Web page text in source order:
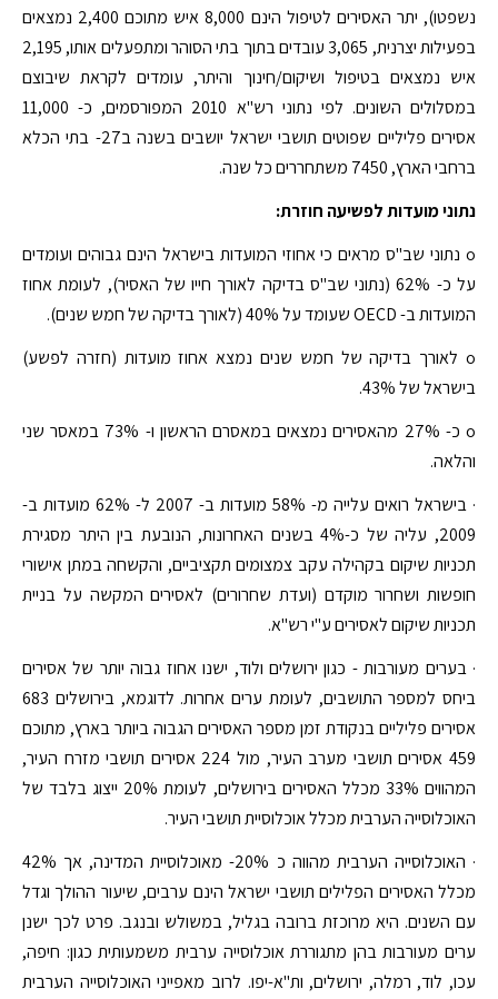
נשפטו), יתר האסירים לטיפול הינם 8,000 איש מתוכם 2,400 נמצאים
בפעילות יצרנית, 3,065 עובדים בתוך בתי הסוהר ומתפעלים אותו, 2,195
איש נמצאים בטיפול ושיקום/חינוך והיתר, עומדים לקראת שיבוצם
במסלולים השונים. לפי נתוני רש"א 2010 המפורסמים, כ- 11,000
אסירים פליליים שפוטים תושבי ישראל יושבים בשנה ב27- בתי הכלא
ברחבי הארץ, 7450 משתחררים כל שנה.
נתוני מועדות לפשיעה חוזרת:
o נתוני שב"ס מראים כי אחוזי המועדות בישראל הינם גבוהים ועומדים
על כ- 62% (נתוני שב"ס בדיקה לאורך חייו של האסיר), לעומת אחוז
המועדות ב- OECD שעומד על 40% (לאורך בדיקה של חמש שנים).
o לאורך בדיקה של חמש שנים נמצא אחוז מועדות (חזרה לפשע)
בישראל של 43%.
o כ- 27% מהאסירים נמצאים במאסרם הראשון ו- 73% במאסר שני
והלאה.
· בישראל רואים עלייה מ- 58% מועדות ב- 2007 ל- 62% מועדות ב-
2009, עליה של כ-4% בשנים האחרונות, הנובעת בין היתר מסגירת
תכניות שיקום בקהילה עקב צמצומים תקציביים, והקשחה במתן אישורי
חופשות ושחרור מוקדם (ועדת שחרורים) לאסירים המקשה על בניית
תכניות שיקום לאסירים ע"י רש"א.
· בערים מעורבות - כגון ירושלים ולוד, ישנו אחוז גבוה יותר של אסירים
ביחס למספר התושבים, לעומת ערים אחרות. לדוגמא, בירושלים 683
אסירים פליליים בנקודת זמן מספר האסירים הגבוה ביותר בארץ, מתוכם
459 אסירים תושבי מערב העיר, מול 224 אסירים תושבי מזרח העיר,
המהווים 33% מכלל האסירים בירושלים, לעומת 20% ייצוג בלבד של
האוכלוסייה הערבית מכלל אוכלוסיית תושבי העיר.
· האוכלוסייה הערבית מהווה כ 20%- מאוכלוסיית המדינה, אך 42%
מכלל האסירים הפלילים תושבי ישראל הינם ערבים, שיעור ההולך וגדל
עם השנים. היא מרוכזת ברובה בגליל, במשולש ובנגב. פרט לכך ישנן
ערים מעורבות בהן מתגוררת אוכלוסייה ערבית משמעותית כגון: חיפה,
עכו, לוד, רמלה, ירושלים, ות"א-יפו. לרוב מאפייני האוכלוסייה הערבית